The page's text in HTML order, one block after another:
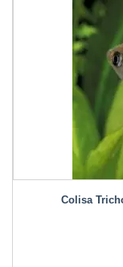
Colisa